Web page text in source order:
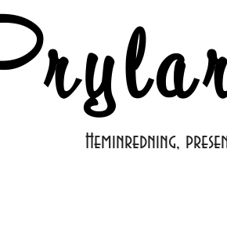
Heminredning,